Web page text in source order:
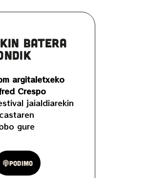
BATERA
argitaletxeko
Crespo
jaialdiarekin
gure
Podimo